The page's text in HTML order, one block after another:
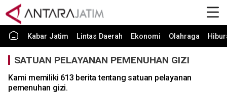
Kabar Jatim Lintas Daerah Ekonomi Olahraga
SATUAN PELAYANAN PEMENUHAN GIZI
Kami memiliki 613 berita tentang satuan pelayanan
pemenuhan gizi.